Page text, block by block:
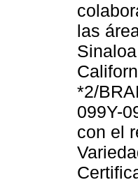
las
*2/
099Y-
con el